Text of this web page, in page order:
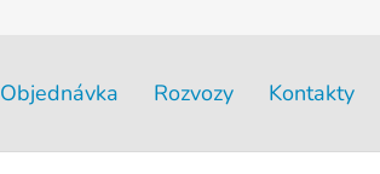
Objednávka Rozvozy Kontakty